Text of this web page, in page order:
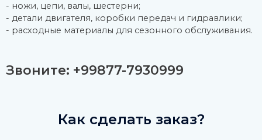
- ножи, цепи, валы, шестерни;
- детали двигателя, коробки передач и гидравлики;
- расходные материалы для сезонного обслуживания.
Звоните: +99877-7930999
Как сделать заказ?